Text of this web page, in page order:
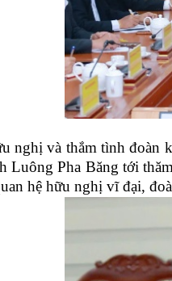
nghị và thắm tình đoàn
Luông Pha Băng tới
hệ hữu nghị vĩ đại,